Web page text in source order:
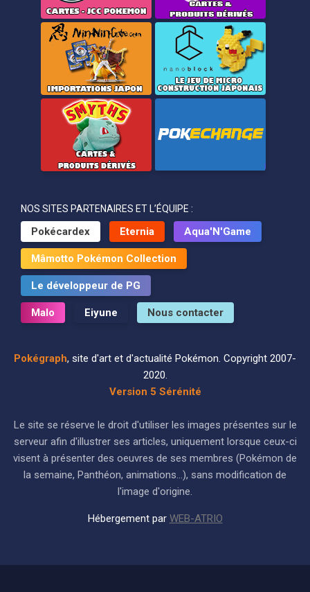
NOS SITES PARTENAIRES ET L’ÉQUIPE :
Pokécardex Eternia Aqua'N'Game
Mâmotto Pokémon Collection
Le développeur de PG
Malo Eiyune Nous contacter
Pokégraph, site d'art et d'actualité Pokémon. Copyright 2007-
2020.
Version 5 Sérénité
Le site se réserve le droit d'utiliser les images présentes sur le
serveur afin d'illustrer ses articles, uniquement lorsque ceux-ci
visent à présenter des oeuvres de ses membres (Pokémon de
la semaine, Panthéon, animations...), sans modification de
l'image d'origine.
Hébergement par WEB-ATRIO